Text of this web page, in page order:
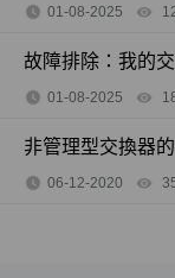
01-08-2025
故障排除：我的
01-08-2025
非管理型交換器
06-12-2020